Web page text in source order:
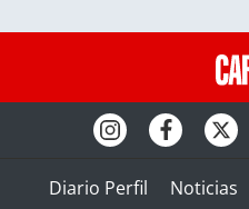
Diario Perfil Noticias